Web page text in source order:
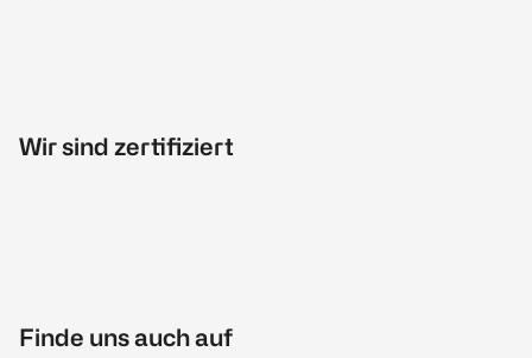
Wir sind zertifiziert
Finde uns auch auf